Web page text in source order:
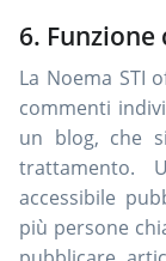
6.
La Noema STI
commenti
un blog, che
trattamento.
accessibile
più persone